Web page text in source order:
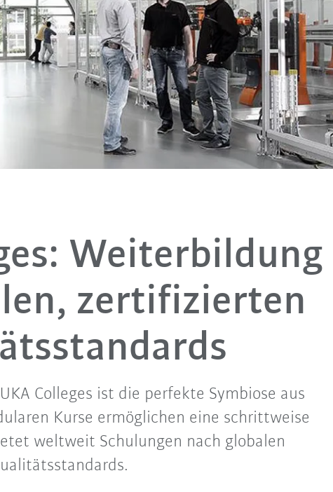
Weiterbildung
zertifizierten
Colleges ist die perfekte Symbiose aus
Kurse ermöglichen eine schrittweise
weltweit Schulungen nach globalen